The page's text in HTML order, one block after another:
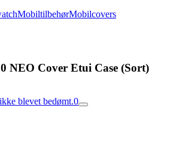
MobiltilbehørMobilcovers
NEO Cover Etui Case (Sort)
blevet bedømt.0